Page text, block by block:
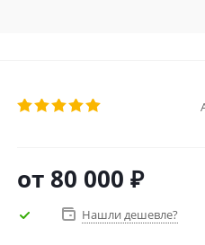
от 80 000 ₽
Нашли дешевле?